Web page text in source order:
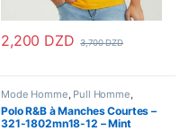
2,200 DZD 3,700DZD
Mode Homme, Pull Homme,
Vetements Homme
Polo R&B à Manches Courtes –
321-1802mn18-12 – Mint